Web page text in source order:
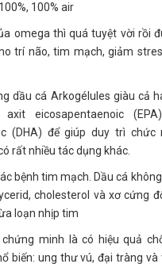
100% air
omega thì quá tuyệt vời rồi
trí não, tim mạch, giảm
dầu cá Arkogélules giàu cả
eicosapentaenoic
(DHA) để giúp duy trì chức
rất nhiều tác dụng khác.
bệnh tim mạch. Dầu cá
cholesterol và xơ cứng
loạn nhịp tim
minh là có hiệu quả
biến: ung thư vú, đại tràng và